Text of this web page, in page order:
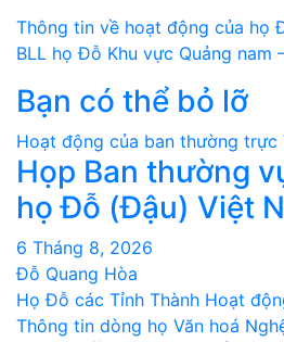
Điều
hướng
bài
viết
Thông tin về hoạt động của họ
BLL họ Đỗ Khu vực Quảng nam
Bạn có thể bỏ lỡ
Hoạt động của ban thường trực
Họp Ban thường
họ Đỗ (Đậu) Việt
6 Tháng 8, 2026
Đỗ Quang Hòa
Họ Đỗ các Tỉnh Thành Hoạt
Thông tin dòng họ Văn hoá